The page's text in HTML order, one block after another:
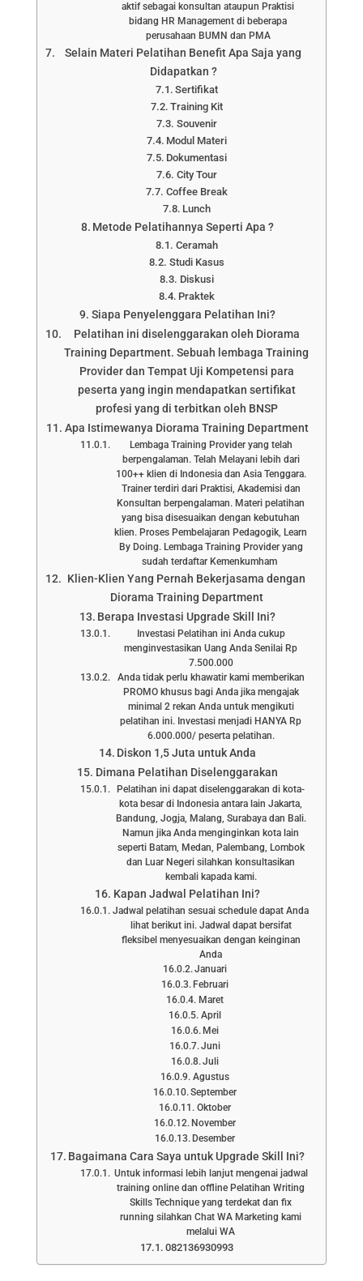
aktif sebagai konsultan ataupun Praktisi
bidang HR Management di beberapa
perusahaan BUMN dan PMA
Selain Materi Pelatihan Benefit Apa Saja yang
Didapatkan ?
Sertifikat
Training Kit
Souvenir
Modul Materi
Dokumentasi
City Tour
Coffee Break
Lunch
Metode Pelatihannya Seperti Apa ?
Ceramah
Studi Kasus
Diskusi
Praktek
Siapa Penyelenggara Pelatihan Ini?
Pelatihan ini diselenggarakan oleh Diorama
Training Department. Sebuah lembaga Training
Provider dan Tempat Uji Kompetensi para
peserta yang ingin mendapatkan sertifikat
profesi yang di terbitkan oleh BNSP
Apa Istimewanya Diorama Training Department
Lembaga Training Provider yang telah
berpengalaman. Telah Melayani lebih dari
100++ klien di Indonesia dan Asia Tenggara.
Trainer terdiri dari Praktisi, Akademisi dan
Konsultan berpengalaman. Materi pelatihan
yang bisa disesuaikan dengan kebutuhan
klien. Proses Pembelajaran Pedagogik, Learn
By Doing. Lembaga Training Provider yang
sudah terdaftar Kemenkumham
Klien-Klien Yang Pernah Bekerjasama dengan
Diorama Training Department
Berapa Investasi Upgrade Skill Ini?
Investasi Pelatihan ini Anda cukup
menginvestasikan Uang Anda Senilai Rp
7.500.000
Anda tidak perlu khawatir kami memberikan
PROMO khusus bagi Anda jika mengajak
minimal 2 rekan Anda untuk mengikuti
pelatihan ini. Investasi menjadi HANYA Rp
6.000.000/ peserta pelatihan.
Diskon 1,5 Juta untuk Anda
Dimana Pelatihan Diselenggarakan
Pelatihan ini dapat diselenggarakan di kota-
kota besar di Indonesia antara lain Jakarta,
Bandung, Jogja, Malang, Surabaya dan Bali.
Namun jika Anda menginginkan kota lain
seperti Batam, Medan, Palembang, Lombok
dan Luar Negeri silahkan konsultasikan
kembali kapada kami.
Kapan Jadwal Pelatihan Ini?
Jadwal pelatihan sesuai schedule dapat Anda
lihat berikut ini. Jadwal dapat bersifat
fleksibel menyesuaikan dengan keinginan
Anda
Januari
Februari
Maret
April
Mei
Juni
Juli
Agustus
September
Oktober
November
Desember
Bagaimana Cara Saya untuk Upgrade Skill Ini?
Untuk informasi lebih lanjut mengenai jadwal
training online dan offline Pelatihan Writing
Skills Technique yang terdekat dan fix
running silahkan Chat WA Marketing kami
melalui WA
082136930993